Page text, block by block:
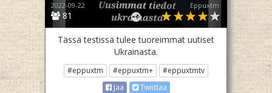
81
2022-09-22 Eppuxtm
Tässä testissä tulee tuoreimmat uutiset
Ukrainasta.
#eppuxtm #eppuxtm+
#eppuxtmtv
Jaa
Twiittaa